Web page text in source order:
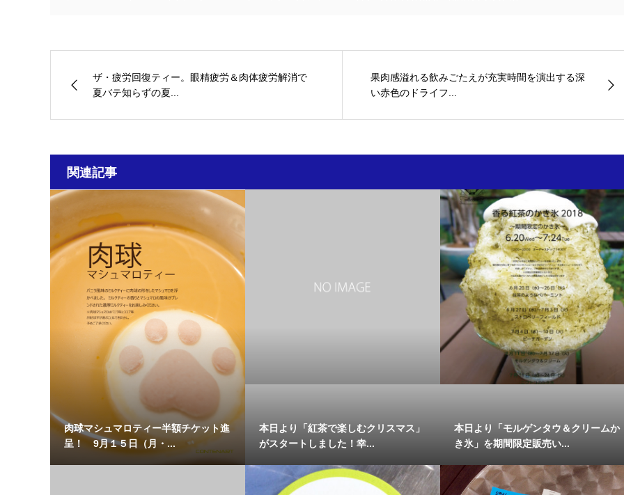
ザ・疲労回復ティー。眼精疲労＆肉体疲労解消で
夏バテ知らずの夏...
果肉感溢れる飲みごたえが充実時間を演出する深
い赤色のドライフ...
関連記事
肉球マシュマロティー半額チケット進
呈！ 9月１５日（月・...
本日より「紅茶で楽しむクリスマス」
がスタートしました！幸...
本日より「モルゲンタウ＆クリームか
き氷」を期間限定販売い...